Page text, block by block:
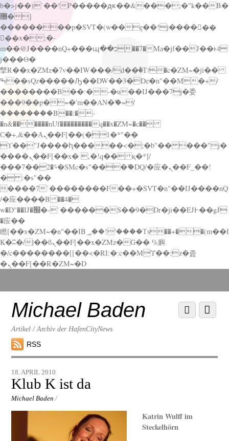
b�>j��)΄��!P�����ԫ��&���;�"k��B�
޶�}
��������p�SVT�(w��ę��!j������
��x�;�-
m��@J����nQ+���պ��כ��7�Ma�jf��J��ͱ4
j���Ѳ�
撆R��x�ZMz�7v��IW���/d��ٞ�Тז�c�ZM~�ji��
ߒ��sQz�����Ԡ��DW��3�De�n"��M�+/
��������B��:�-�u��IJ���7j�委
���9��p�=�'m��AN�ޭ�=/
��������B��:�-
�n&������nUf���������q��x�ZM~�c��
Ϲ�+,&��Ὰܢ��F[��(�1�*"��
ϒ��"J����ԧ�����<�;�b"�� ���"j�
����ܢ��F[��x� ,�!q�� қ�*]/
���؝�2��7�SMc�s"���ޭ�DQ/�应�ܢ��F_��!
� :�s"��
����7`��������F��+�SVT�n"��IJ����nQ
/�应����B ��4�
w�D"��IJ�׭�-`������S��9�Dr�ji��EJ߅��gJ
�应��
矁[��x�ZM~�n"��IB؃��!'����Тѕ��+��(m��I
K�ʭ�/|��ϐܢ��F[��x�ZMz�G�� %嬩
�/c��������[[��<�RI:�:c��MΎ��:z�졾
�ܢ��F[��R�ZM~�D
down
contentMichael Baden
Artikel / Archiv der HafenCityNews
RSS
Menu
Scroll
down
18. APRIL 2010
Klub K ist da
Michael Baden /
Katrin Wulff im
Steckelhörn